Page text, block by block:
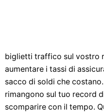
biglietti traffico sul vostro
aumentare i tassi di
sacco di soldi che
rimangono sul tuo record
scomparire con il tempo.